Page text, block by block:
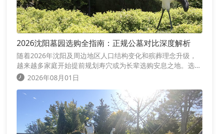
2026沈阳墓园选购全指南：正规公墓对比深度解析
随着2026年沈阳及周边地区人口结构变化和殡葬理念升级，
越来越多家庭开始提前规划寿穴或为长辈选购安息之地。选择
沈阳公墓是一项关系情感寄托、家族传承和长期祭扫的重要事
2026年08月01日